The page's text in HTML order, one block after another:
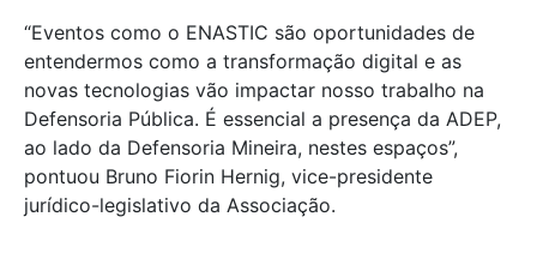
“Eventos como o ENASTIC são oportunidades de
entendermos como a transformação digital e as
novas tecnologias vão impactar nosso trabalho na
Defensoria Pública. É essencial a presença da ADEP,
ao lado da Defensoria Mineira, nestes espaços”,
pontuou Bruno Fiorin Hernig, vice-presidente
jurídico-legislativo da Associação.